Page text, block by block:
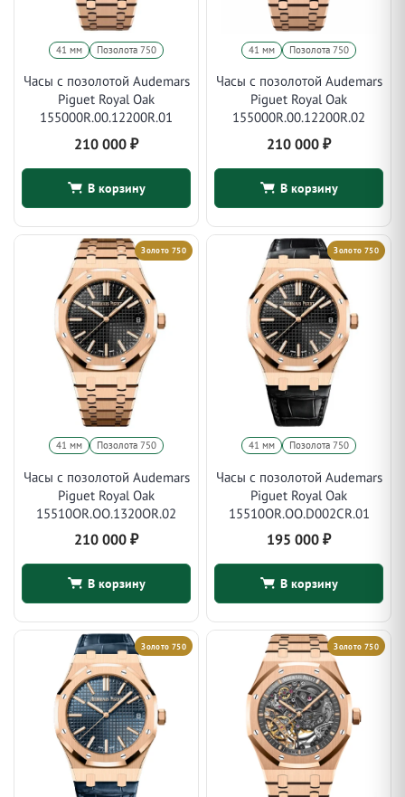
41 мм Позолота 750
Часы с позолотой Audemars
Piguet Royal Oak
155000R.00.12200R.01
210 000 ₽
В корзину
41 мм Позолота 750
Часы с позолотой Audemars
Piguet Royal Oak
155000R.00.12200R.02
210 000 ₽
В корзину
Золото 750
41 мм Позолота 750
Часы с позолотой Audemars
Piguet Royal Oak
15510OR.OO.1320OR.02
210 000 ₽
В корзину
Золото 750
41 мм Позолота 750
Часы с позолотой Audemars
Piguet Royal Oak
15510OR.OO.D002CR.01
195 000 ₽
В корзину
Золото 750 Золото 750